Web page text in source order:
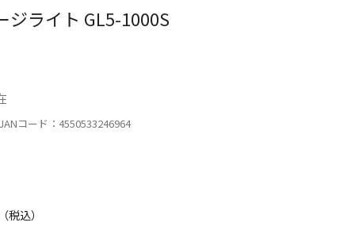
ジライト GL5-1000S
コード：4550533246964
（税込）